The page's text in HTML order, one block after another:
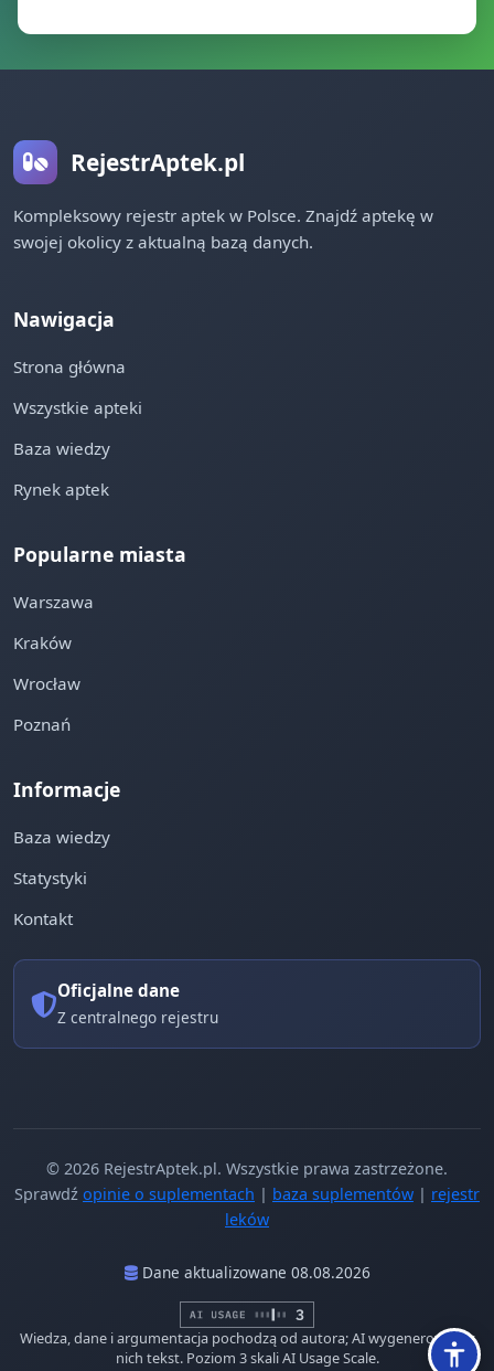
RejestrAptek.pl
Kompleksowy rejestr aptek w Polsce. Znajdź aptekę w
swojej okolicy z aktualną bazą danych.
Nawigacja
Strona główna
Wszystkie apteki
Baza wiedzy
Rynek aptek
Popularne miasta
Warszawa
Kraków
Wrocław
Poznań
Informacje
Baza wiedzy
Statystyki
Kontakt
Oficjalne dane
Z centralnego rejestru
© 2026 RejestrAptek.pl. Wszystkie prawa zastrzeżone.
Sprawdź opinie o suplementach | baza suplementów | rejestr
leków
Dane aktualizowane 08.08.2026
Wiedza, dane i argumentacja pochodzą od autora; AI wygenerowało z
nich tekst. Poziom 3 skali AI Usage Scale.